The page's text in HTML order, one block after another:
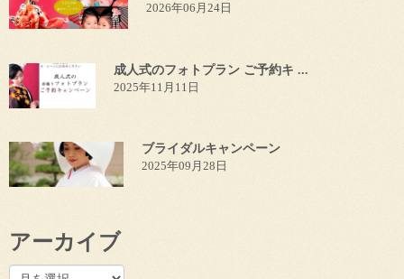
2026年06月24日
成人式のフォトプラン ご予約キ ...
2025年11月11日
ブライダルキャンペーン
2025年09月28日
アーカイブ